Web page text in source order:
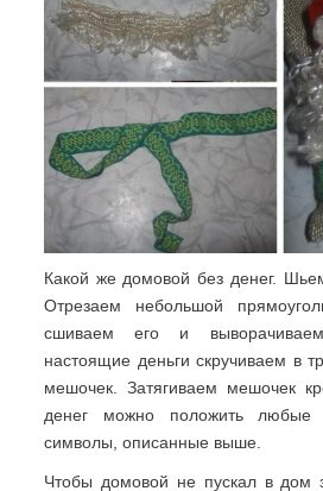
Какой же домовой без денег.
Отрезаем небольшой
сшиваем его и
настоящие деньги скручиваем в
мешочек. Затягиваем мешочек
денег можно положить любые
символы, описанные выше.
Чтобы домовой не пускал в дом